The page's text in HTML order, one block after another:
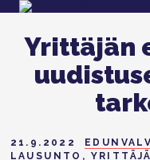
Yrittäjän
21.9.2022
LAUSUNTO ,